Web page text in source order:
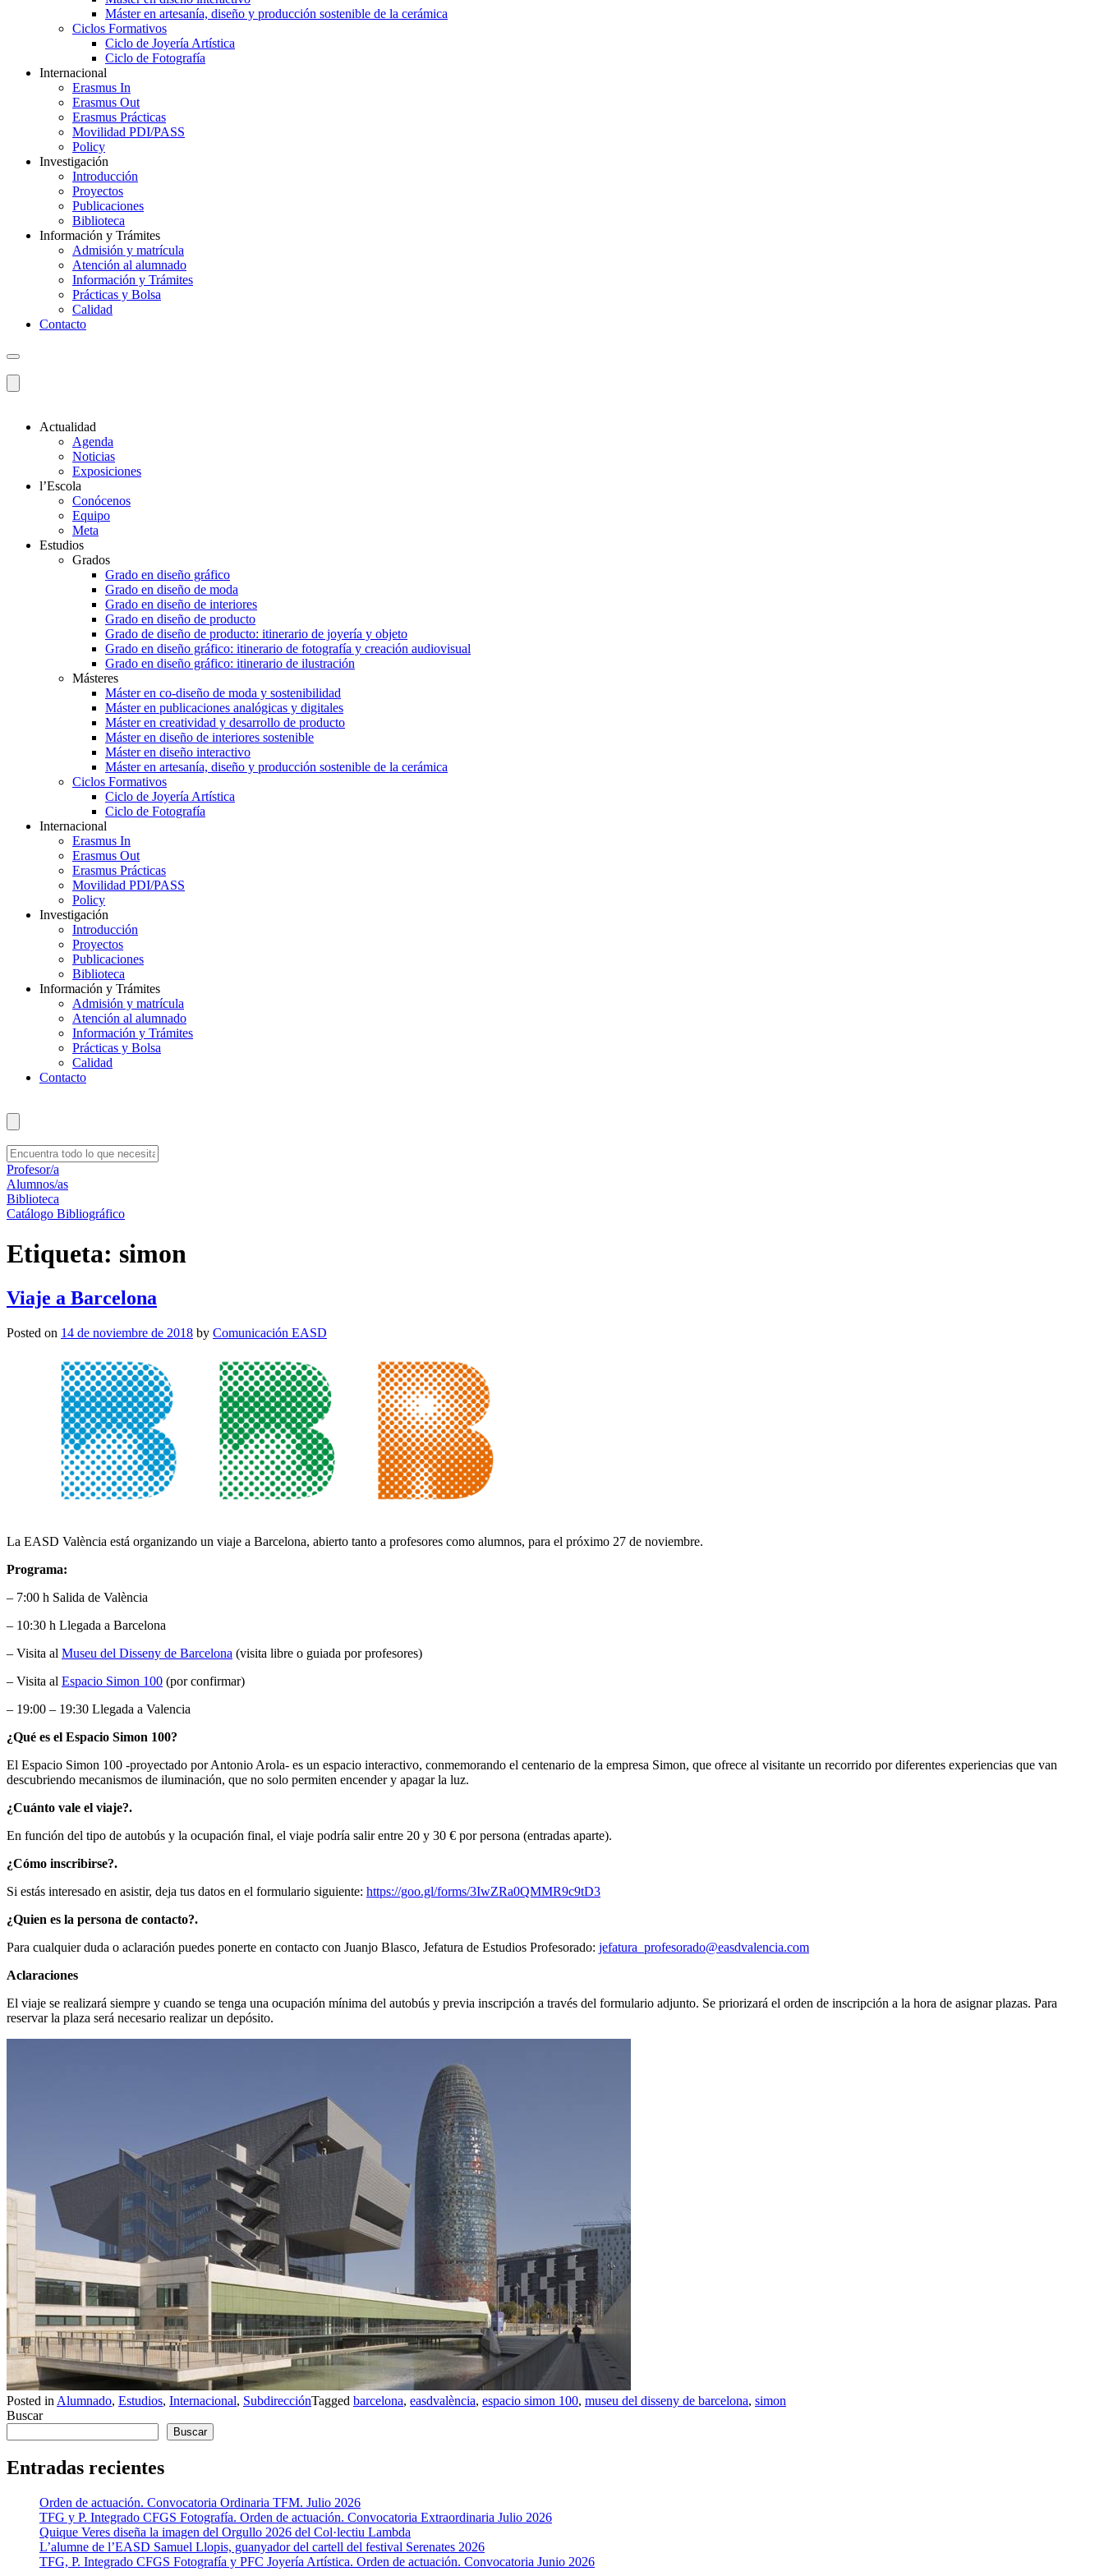
Máster en artesanía, diseño y producción sostenible de la cerámica
Ciclos Formativos
Ciclo de Joyería Artística
Ciclo de Fotografía
Internacional
Erasmus In
Erasmus Out
Erasmus Prácticas
Movilidad PDI/PASS
Policy
Investigación
Introducción
Proyectos
Publicaciones
Biblioteca
Información y Trámites
Admisión y matrícula
Atención al alumnado
Información y Trámites
Prácticas y Bolsa
Calidad
Contacto
Actualidad
Agenda
Noticias
Exposiciones
l’Escola
Conócenos
Equipo
Meta
Estudios
Grados
Grado en diseño gráfico
Grado en diseño de moda
Grado en diseño de interiores
Grado en diseño de producto
Grado de diseño de producto: itinerario de joyería y objeto
Grado en diseño gráfico: itinerario de fotografía y creación audiovisual
Grado en diseño gráfico: itinerario de ilustración
Másteres
Máster en co-diseño de moda y sostenibilidad
Máster en publicaciones analógicas y digitales
Máster en creatividad y desarrollo de producto
Máster en diseño de interiores sostenible
Máster en diseño interactivo
Máster en artesanía, diseño y producción sostenible de la cerámica
Ciclos Formativos
Ciclo de Joyería Artística
Ciclo de Fotografía
Internacional
Erasmus In
Erasmus Out
Erasmus Prácticas
Movilidad PDI/PASS
Policy
Investigación
Introducción
Proyectos
Publicaciones
Biblioteca
Información y Trámites
Admisión y matrícula
Atención al alumnado
Información y Trámites
Prácticas y Bolsa
Calidad
Contacto
Profesor/a
Alumnos/as
Biblioteca
Catálogo Bibliográfico
Etiqueta: simon
Viaje a Barcelona
Posted on 14 de noviembre de 2018 by Comunicación EASD
La EASD València está organizando un viaje a Barcelona, abierto tanto a profesores como alumnos, para el próximo 27 de noviembre.
Programa:
– 7:00 h Salida de València
– 10:30 h Llegada a Barcelona
– Visita al Museu del Disseny de Barcelona (visita libre o guiada por profesores)
– Visita al Espacio Simon 100 (por confirmar)
– 19:00 – 19:30 Llegada a Valencia
¿Qué es el Espacio Simon 100?
El Espacio Simon 100 -proyectado por Antonio Arola- es un espacio interactivo, conmemorando el centenario de la empresa Simon, que ofrece al visitante un recorrido por diferentes experiencias que van
descubriendo mecanismos de iluminación, que no solo permiten encender y apagar la luz.
¿Cuánto vale el viaje?.
En función del tipo de autobús y la ocupación final, el viaje podría salir entre 20 y 30 € por persona (entradas aparte).
¿Cómo inscribirse?.
Si estás interesado en asistir, deja tus datos en el formulario siguiente: https://goo.gl/forms/3IwZRa0QMMR9c9tD3
¿Quien es la persona de contacto?.
Para cualquier duda o aclaración puedes ponerte en contacto con Juanjo Blasco, Jefatura de Estudios Profesorado: jefatura_profesorado@easdvalencia.com
Aclaraciones
El viaje se realizará siempre y cuando se tenga una ocupación mínima del autobús y previa inscripción a través del formulario adjunto. Se priorizará el orden de inscripción a la hora de asignar plazas. Para
reservar la plaza será necesario realizar un depósito.
Posted in Alumnado, Estudios, Internacional, SubdirecciónTagged barcelona, easdvalència, espacio simon 100, museu del disseny de barcelona, simon
Buscar
Buscar
Entradas recientes
Orden de actuación. Convocatoria Ordinaria TFM. Julio 2026
TFG y P. Integrado CFGS Fotografía. Orden de actuación. Convocatoria Extraordinaria Julio 2026
Quique Veres diseña la imagen del Orgullo 2026 del Col·lectiu Lambda
L’alumne de l’EASD Samuel Llopis, guanyador del cartell del festival Serenates 2026
TFG, P. Integrado CFGS Fotografía y PFC Joyería Artística. Orden de actuación. Convocatoria Junio 2026